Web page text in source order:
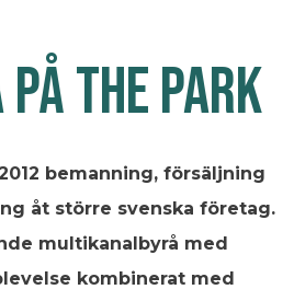
THE PARK
bemanning, försäljning
åt större svenska företag.
multikanalbyrå med
kombinerat med